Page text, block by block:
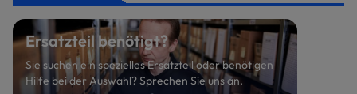
Ersatzteil benötigt?
Sie suchen ein spezielles Ersatzteil oder benötigen
Hilfe bei der Auswahl? Sprechen Sie uns an.